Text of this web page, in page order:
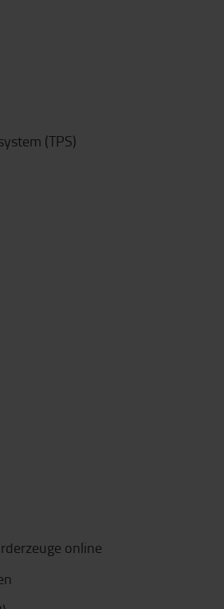
(TPS)
online